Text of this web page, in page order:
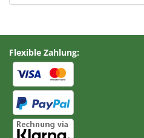
Flexible Zahlung: